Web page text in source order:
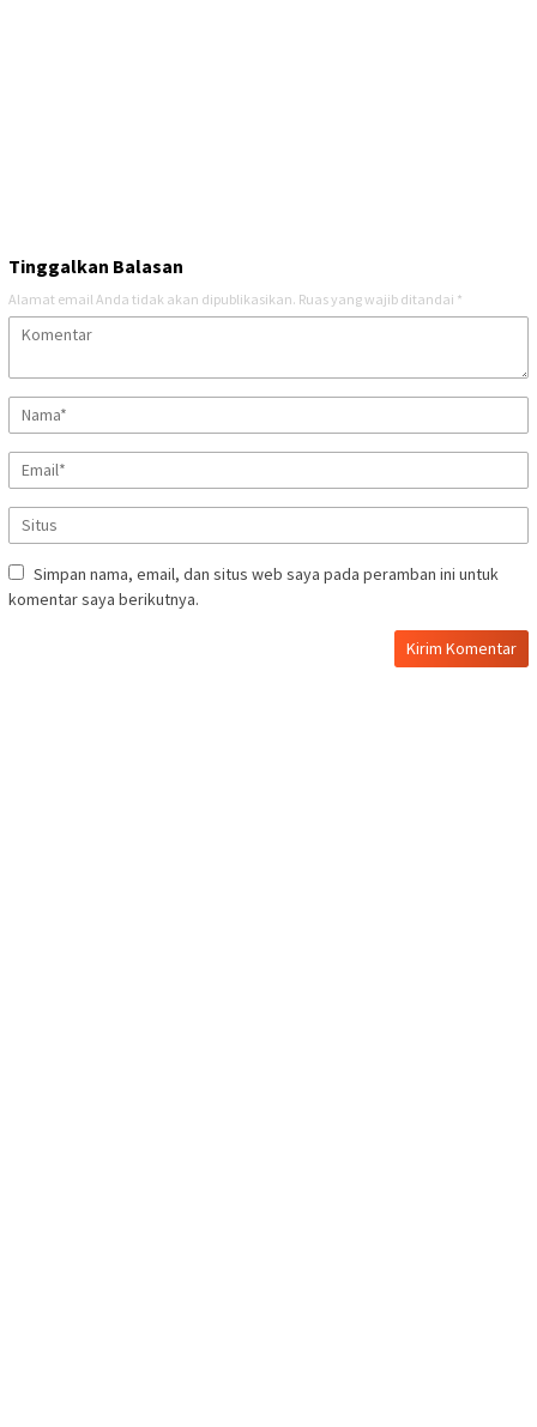
Tinggalkan Balasan
Alamat email Anda tidak akan dipublikasikan. Ruas yang wajib ditandai *
Simpan nama, email, dan situs web saya pada peramban ini untuk
komentar saya berikutnya.